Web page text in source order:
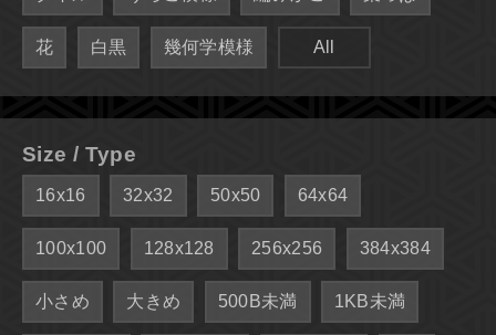
花 白黒 幾何学模様 All
Size / Type
16x16 32x32 50x50 64x64
100x100 128x128 256x256 384x384
小さめ 大きめ 500B未満 1KB未満